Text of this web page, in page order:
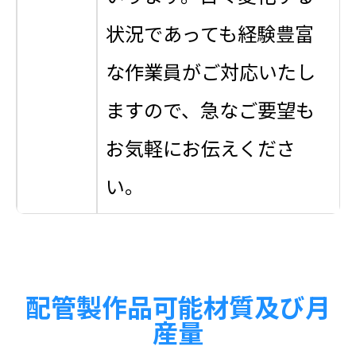
状況であっても経験豊富
な作業員がご対応いたし
ますので、急なご要望も
お気軽にお伝えくださ
い。
配管製作品可能材質及び月
産量